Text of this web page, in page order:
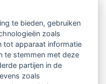
artikelen
te bieden, gebruiken
zoals
tot apparaat informatie
te stemmen met deze
partijen in de
zoals